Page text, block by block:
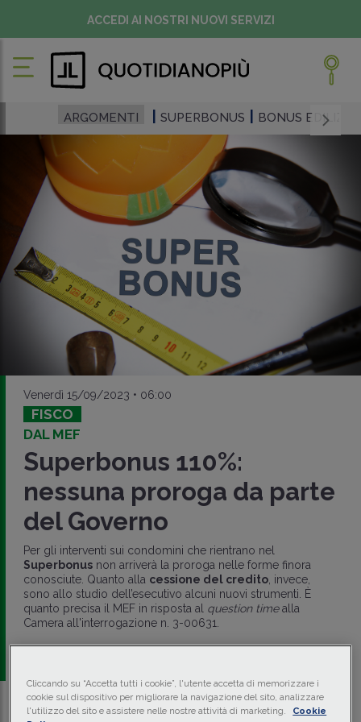
ACCEDI AI NOSTRI NUOVI SERVIZI
ARGOMENTI SUPERBONUS BONUS EDILIZI
Venerdì 15/09/2023 • 06:00
FISCO
DAL MEF
Superbonus 110%:
nessuna proroga da parte
del Governo
Per gli interventi sui condomini che rientrano nel
Superbonusnon arriverà la proroga nelle forme finora
conosciute. Quanto alla cessione del credito, invece,
sono allo studio dell’esecutivo alcuni nuovi strumenti. È
quanto precisa il MEF in risposta al question timealla
Camera all'interrogazione n. 3-00631.
diMaurizio Tarantino-Avvocato
Traduci con IA Ascolta la news
Cliccando su “Accetta tutti i cookie”, l'utente accetta di memorizzare i
cookie sul dispositivo per migliorare la navigazione del sito, analizzare
l'utilizzo del sito e assistere nelle nostre attività di marketing.
Cookie